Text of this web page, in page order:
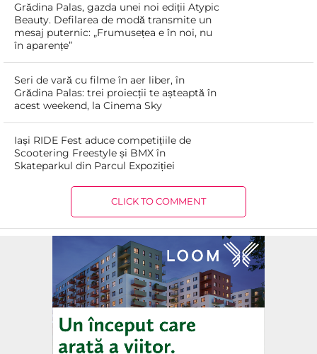
Grădina Palas, gazda unei noi ediții Atypic
Beauty. Defilarea de modă transmite un
mesaj puternic: „Frumusețea e în noi, nu
în aparențe”
Seri de vară cu filme în aer liber, în
Grădina Palas: trei proiecții te așteaptă în
acest weekend, la Cinema Sky
Iași RIDE Fest aduce competițiile de
Scootering Freestyle și BMX în
Skateparkul din Parcul Expoziției
CLICK TO COMMENT